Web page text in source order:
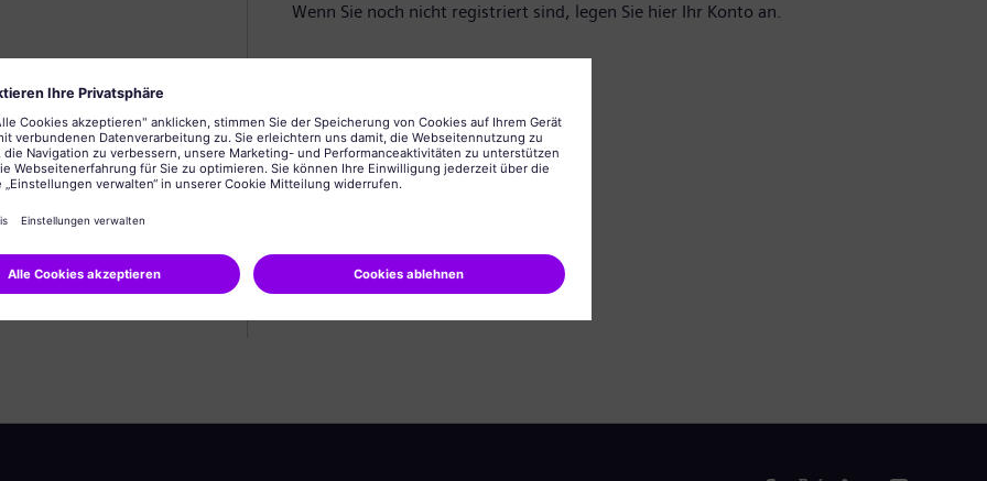
Wenn Sie noch nicht registriert sind, legen Sie hier Ihr Konto an.